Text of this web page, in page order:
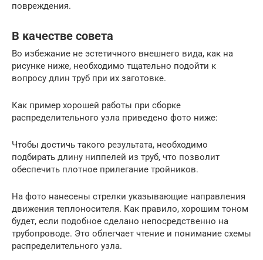
повреждения.
В качестве совета
Во избежание не эстетичного внешнего вида, как на
рисунке ниже, необходимо тщательно подойти к
вопросу длин труб при их заготовке.
Как пример хорошей работы при сборке
распределительного узла приведено фото ниже:
Чтобы достичь такого результата, необходимо
подбирать длину ниппелей из труб, что позволит
обеспечить плотное прилегание тройников.
На фото нанесены стрелки указывающие направления
движения теплоносителя. Как правило, хорошим тоном
будет, если подобное сделано непосредственно на
трубопроводе. Это облегчает чтение и понимание схемы
распределительного узла.